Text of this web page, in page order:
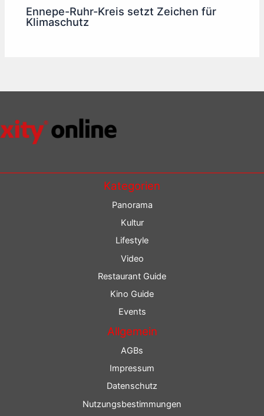
Ennepe-Ruhr-Kreis setzt Zeichen für
Klimaschutz
Kategorien
Panorama
Kultur
Lifestyle
Video
Restaurant Guide
Kino Guide
Events
Allgemein
AGBs
Impressum
Datenschutz
Nutzungsbestimmungen